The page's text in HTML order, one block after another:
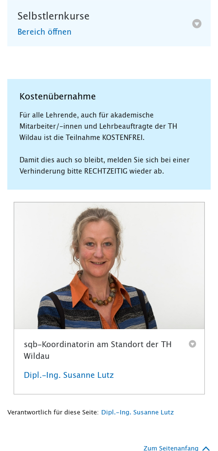
Selbstlernkurse
Bereich öffnen
Kostenübernahme
Für alle Lehrende, auch für akademische
Mitarbeiter/-innen und Lehrbeauftragte der TH
Wildau ist die Teilnahme KOSTENFREI.
Damit dies auch so bleibt, melden Sie sich bei einer
Verhinderung bitte RECHTZEITIG wieder ab.
sqb-Koordinatorin am Standort der TH
Wildau
Dipl.-Ing. Susanne Lutz
Verantwortlich für diese Seite: Dipl.-Ing. Susanne Lutz
Zum Seitenanfang